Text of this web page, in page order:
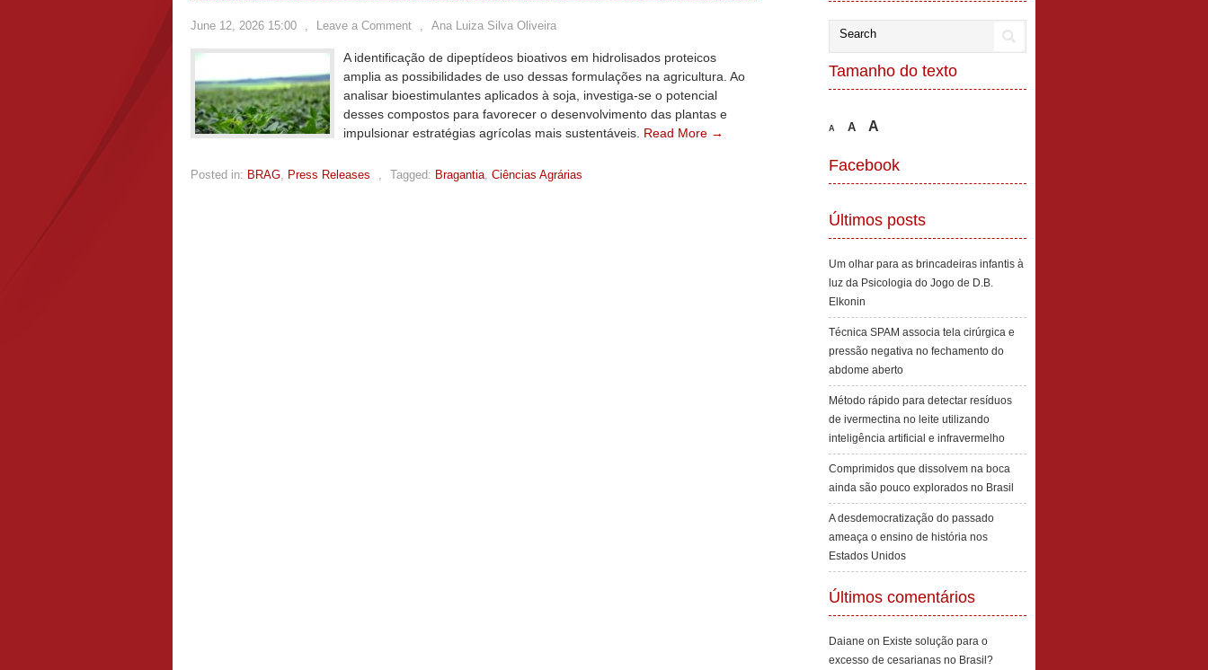
June 12, 2026 15:00 , Leave a Comment , Ana Luiza Silva Oliveira
A identificação de dipeptídeos bioativos em hidrolisados proteicos
amplia as possibilidades de uso dessas formulações na agricultura. Ao
analisar bioestimulantes aplicados à soja, investiga-se o potencial
desses compostos para favorecer o desenvolvimento das plantas e
impulsionar estratégias agrícolas mais sustentáveis. Read More →
Posted in: BRAG, Press Releases , Tagged: Bragantia, Ciências Agrárias
Tamanho do texto
A A A
Facebook
Últimos posts
Um olhar para as brincadeiras infantis à
luz da Psicologia do Jogo de D.B.
Elkonin
Técnica SPAM associa tela cirúrgica e
pressão negativa no fechamento do
abdome aberto
Método rápido para detectar resíduos
de ivermectina no leite utilizando
inteligência artificial e infravermelho
Comprimidos que dissolvem na boca
ainda são pouco explorados no Brasil
A desdemocratização do passado
ameaça o ensino de história nos
Estados Unidos
Últimos comentários
Daiane on Existe solução para o
excesso de cesarianas no Brasil?